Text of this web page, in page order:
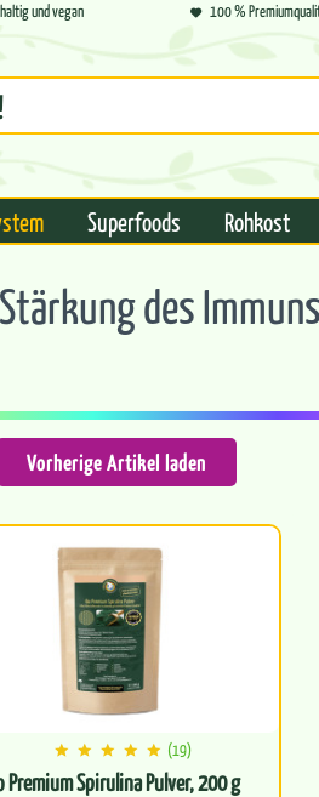
und vegan 100 %
Superfoods Rohkost
des
Vorherige Artikel laden
(19)
Premium Spirulina Pulver, 200 g